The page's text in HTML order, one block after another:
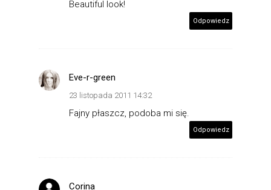
Beautiful look!
Odpowiedz
Eve-r-green
23 listopada 2011 14:32
Fajny płaszcz, podoba mi się.
Odpowiedz
Corina